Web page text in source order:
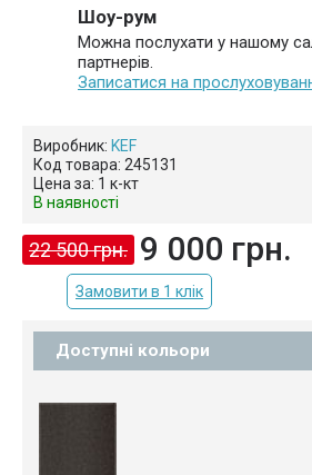
Шоу-рум
Можна послухати у нашому
партнерів.
Записатися на
Виробник: KEF
Код товара: 245131
Цена за: 1 к-кт
В наявності
22 500 грн. 9 000 грн.
Замовити в 1 клік
Доступні кольори